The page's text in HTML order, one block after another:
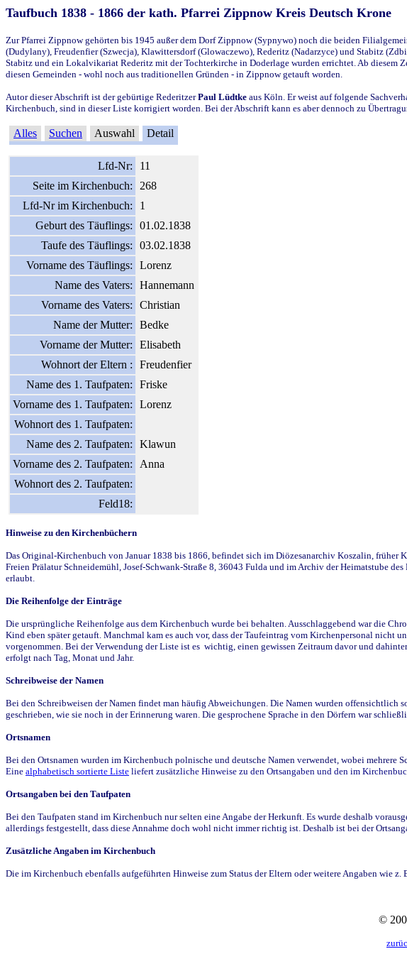
Taufbuch 1838 - 1866 der kath. Pfarrei Zippnow Kreis Deutsch Krone
Zur Pfarrei Zippnow gehörten bis 1945 außer dem Dorf Zippnow (Sypnywo) noch die beiden
(Dudylany), Freudenfier (Szwecja), Klawittersdorf (Glowaczewo), Rederitz (Nadarzyce) und Stabitz
Stabitz und ein Lokalvikariat Rederitz mit der Tochterkirche in Doderlage wurden errichtet. Ab diesem
diesen Gemeinden - wohl noch aus traditionellen Gründen - in Zippnow getauft worden.
Autor dieser Abschrift ist der gebürtige RederitzerPaul Lüdtke aus Köln. Er weist auf folgende
Kirchenbuch, sind in dieser Liste korrigiert worden. Bei der Abschrift kann es aber dennoch zu
Alles Suchen Auswahl Detail
Lfd-Nr:
11
Seite im Kirchenbuch:
268
Lfd-Nr im Kirchenbuch:
1
Geburt des Täuflings:
01.02.1838
Taufe des Täuflings:
03.02.1838
Vorname des Täuflings:
Lorenz
Name des Vaters:
Hannemann
Vorname des Vaters:
Christian
Name der Mutter:
Bedke
Vorname der Mutter:
Elisabeth
Wohnort der Eltern :
Freudenfier
Name des 1. Taufpaten:
Friske
Vorname des 1. Taufpaten:
Lorenz
Wohnort des 1. Taufpaten:
Name des 2. Taufpaten:
Klawun
Vorname des 2. Taufpaten:
Anna
Wohnort des 2. Taufpaten:
Feld18:
Hinweise zu den Kirchenbüchern
Das Original-Kirchenbuch von Januar 1838 bis 1866, befindet sich im Diözesanarchiv Koszalin,
Freien Prälatur Schneidemühl, Josef-Schwank-Straße 8, 36043 Fulda und im Archiv der Heimatstube
erlaubt.
Die Reihenfolge der Einträge
Die ursprüngliche Reihenfolge aus dem Kirchenbuch wurde bei behalten. Ausschlaggebend war die
Kind eben später getauft. Manchmal kam es auch vor, dass der Taufeintrag vom Kirchenpersonal
vorgenommen. Bei der Verwendung der Liste ist es wichtig, einen gewissen Zeitraum davor und
erfolgt nach Tag, Monat und Jahr.
Schreibweise der Namen
Bei den Schreibweisen der Namen findet man häufig Abweichungen. Die Namen wurden offensichtlich
geschrieben, wie sie noch in der Erinnerung waren. Die gesprochene Sprache in den Dörfern war
Ortsnamen
Bei den Ortsnamen wurden im Kirchenbuch polnische und deutsche Namen verwendet, wobei mehrere
Eine alphabetisch sortierte Liste liefert zusätzliche Hinweise zu den Ortsangaben und den im
Ortsangaben bei den Taufpaten
Bei den Taufpaten stand im Kirchenbuch nur selten eine Angabe der Herkunft. Es wurde deshalb
allerdings festgestellt, dass diese Annahme doch wohl nicht immer richtig ist. Deshalb ist bei der
Zusätzliche Angaben im Kirchenbuch
Die im Kirchenbuch ebenfalls aufgeführten Hinweise zum Status der Eltern oder weitere Angaben wie z.
©